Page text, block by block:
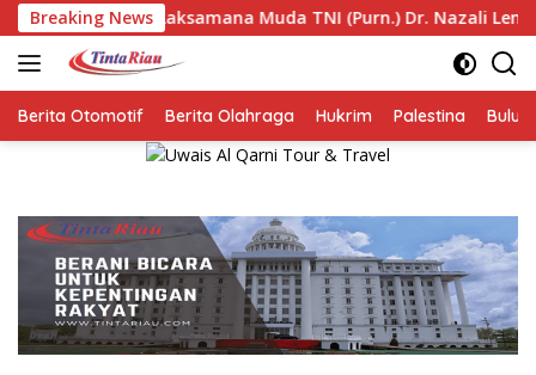
Langsung
ke
konten
Breaking News
Laksamana Muda TNI (Purn.) Dr. Nazali Lempo Layak
Berita Otomotif Berita Olahraga Hukrim Palestina